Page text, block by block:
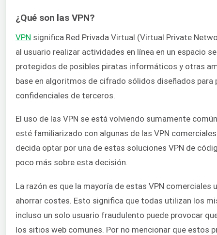
¿Qué son las VPN?
VPN significa Red Privada Virtual (Virtual Private
al usuario realizar actividades en línea en un espacio
protegidos de posibles piratas informáticos y otras
base en algoritmos de cifrado sólidos diseñados
confidenciales de terceros.
El uso de las VPN se está volviendo sumamente
esté familiarizado con algunas de las VPN
decida optar por una de estas soluciones VPN de
poco más sobre esta decisión.
La razón es que la mayoría de estas VPN
ahorrar costes. Esto significa que todas utilizan los
incluso un solo usuario fraudulento puede provocar
los sitios web comunes. Por no mencionar que estos